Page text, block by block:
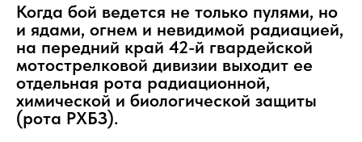
Когда бой ведется не только пулями, но
и ядами, огнем и невидимой радиацией,
на передний край 42-й гвардейской
мотострелковой дивизии выходит ее
отдельная рота радиационной,
химической и биологической защиты
(рота РХБЗ).